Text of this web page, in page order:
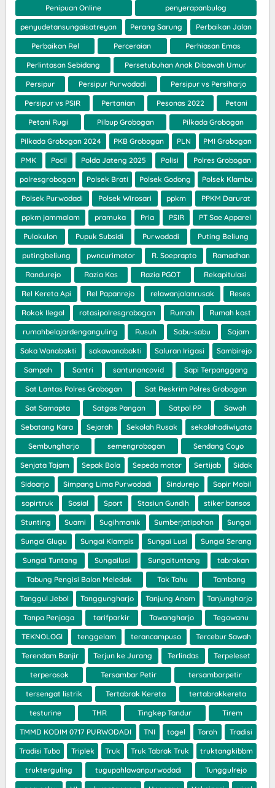
Penipuan Online penyerapanbulog
penyudetansungaisatreyan Perang Sarung Perbaikan Jalan
Perbaikan Rel Perceraian Perhiasan Emas
Perlintasan Sebidang Persetubuhan Anak Dibawah Umur
Persipur Persipur Purwodadi Persipur vs Persiharjo
Persipur vs PSIR Pertanian Pesonas 2022 Petani
Petani Rugi Pilbup Grobogan Pilkada Grobogan
Pilkada Grobogan 2024 PKB Grobogan PLN PMI Grobogan
PMK Pocil Polda Jateng 2025 Polisi Polres Grobogan
polresgrobogan Polsek Brati Polsek Godong Polsek Klambu
Polsek Purwodadi Polsek Wirosari ppkm PPKM Darurat
ppkm jammalam pramuka Pria PSIR PT Sae Apparel
Pulokulon Pupuk Subsidi Purwodadi Puting Beliung
putingbeliung pwncurimotor R. Soeprapto Ramadhan
Randurejo Razia Kos Razia PGOT Rekapitulasi
Rel Kereta Api Rel Papanrejo relawanjalanrusak Reses
Rokok Ilegal rotasipolresgrobogan Rumah Rumah kost
rumahbelajardenganguling Rusuh Sabu-sabu Sajam
Saka Wanabakti sakawanabakti Saluran Irigasi Sambirejo
Sampah Santri santunancovid Sapi Terpanggang
Sat Lantas Polres Grobogan Sat Reskrim Polres Grobogan
Sat Samapta Satgas Pangan Satpol PP Sawah
Sebatang Kara Sejarah Sekolah Rusak sekolahadiwiyata
Sembungharjo semengrobogan Sendang Coyo
Senjata Tajam Sepak Bola Sepeda motor Sertijab Sidak
Sidoarjo Simpang Lima Purwodadi Sindurejo Sopir Mobil
sopirtruk Sosial Sport Stasiun Gundih stiker bansos
Stunting Suami Sugihmanik Sumberjatipohon Sungai
Sungai Glugu Sungai Klampis Sungai Lusi Sungai Serang
Sungai Tuntang Sungailusi Sungaituntang tabrakan
Tabung Pengisi Balon Meledak Tak Tahu Tambang
Tanggul Jebol Tanggungharjo Tanjung Anom Tanjungharjo
Tanpa Penjaga tarifparkir Tawangharjo Tegowanu
TEKNOLOGI tenggelam terancampuso Tercebur Sawah
Terendam Banjir Terjun ke Jurang Terlindas Terpeleset
terperosok Tersambar Petir tersambarpetir
tersengat listrik Tertabrak Kereta tertabrakkereta
testurine THR Tingkep Tandur Tirem
TMMD KODIM 0717 PURWODADI TNI togel Toroh Tradisi
Tradisi Tubo Triplek Truk Truk Tabrak Truk truktangkibbm
trukterguling tugupahlawanpurwodadi Tunggulrejo